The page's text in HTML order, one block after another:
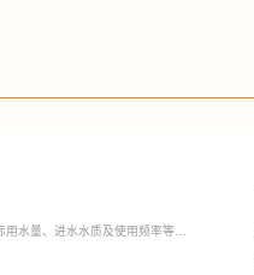
水量、进水水质及使用频率等因
年更换一次以保障出水口感。